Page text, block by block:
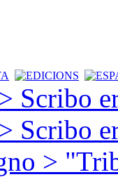
Scribo
Scribo
>